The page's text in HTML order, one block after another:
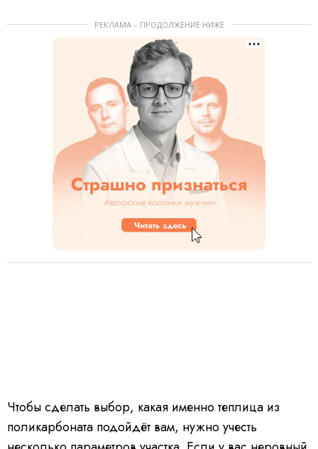
РЕКЛАМА – ПРОДОЛЖЕНИЕ НИЖЕ
Чтобы сделать выбор, какая именно теплица из
поликарбоната подойдёт вам, нужно учесть